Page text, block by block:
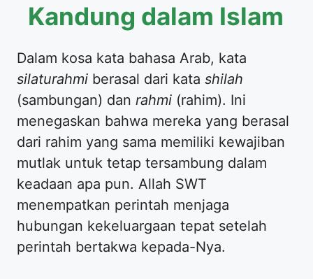
Kandung dalam Islam
Dalam kosa kata bahasa Arab, kata
silaturahmi berasal dari kata shilah
(sambungan) dan rahmi (rahim). Ini
menegaskan bahwa mereka yang berasal
dari rahim yang sama memiliki kewajiban
mutlak untuk tetap tersambung dalam
keadaan apa pun. Allah SWT
menempatkan perintah menjaga
hubungan kekeluargaan tepat setelah
perintah bertakwa kepada-Nya.